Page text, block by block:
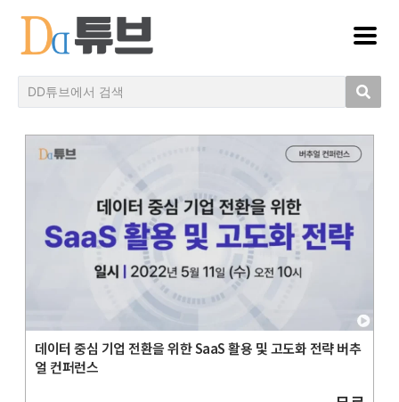
데이터 중심 기업 전환을 위한 SaaS 활용 및 고도화 전략 버추
얼 컨퍼런스